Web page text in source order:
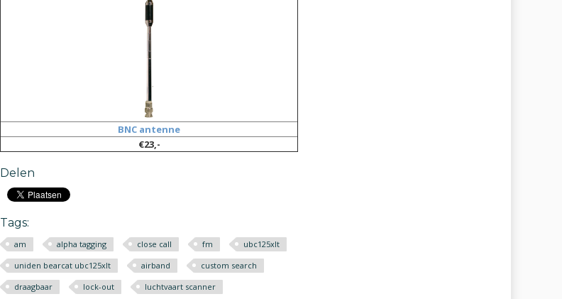
BNC antenne
€23,-
Delen
Tags:
am alpha tagging close call fm
ubc125xlt
uniden bearcat ubc125xlt
airband
custom search
draagbaar
lock-out
luchtvaart scanner